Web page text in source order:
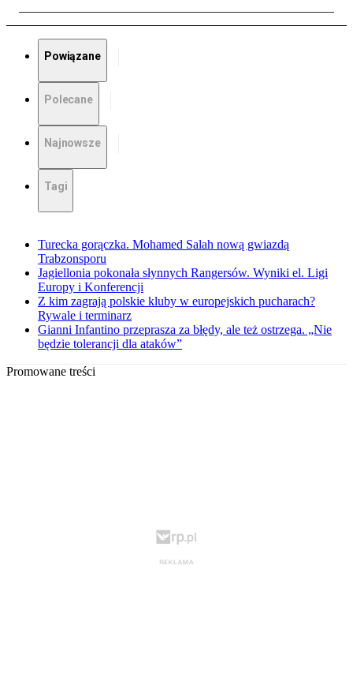
Powiązane
Polecane
Najnowsze
Tagi
Turecka gorączka. Mohamed Salah nową gwiazdą
Trabzonsporu
Jagiellonia pokonała słynnych Rangersów. Wyniki el. Ligi
Europy i Konferencji
Z kim zagrają polskie kluby w europejskich pucharach?
Rywale i terminarz
Gianni Infantino przeprasza za błędy, ale też ostrzega. „Nie
będzie tolerancji dla ataków”
Promowane treści